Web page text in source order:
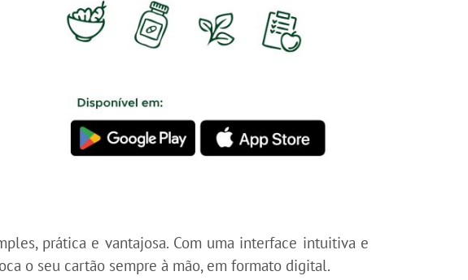
prática e vantajosa. Com uma interface intuitiva e
o seu cartão sempre à mão, em formato digital.